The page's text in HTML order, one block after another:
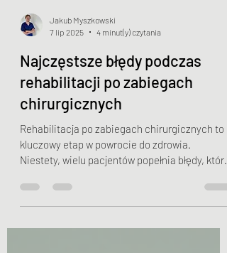
7 lip 2025
4 minut(y) czytania
Najczęstsze błędy podczas
rehabilitacji po zabiegach
chirurgicznych
Rehabilitacja po zabiegach chirurgicznych to
kluczowy etap w powrocie do zdrowia.
Niestety, wielu pacjentów popełnia błędy, które